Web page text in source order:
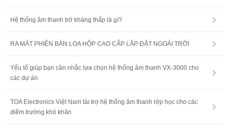
Hệ thống âm thanh trở kháng thấp là gì?
RA MẮT PHIÊN BẢN LOA HỘP CAO CẤP LẮP ĐẶT NGOÀI TRỜI
Yếu tố giúp bạn cân nhắc lựa chọn hệ thống âm thanh VX-3000 cho
các dự án
TOA Electronics Việt Nam tài trợ hệ thống âm thanh lớp học cho các
điểm trường khó khăn